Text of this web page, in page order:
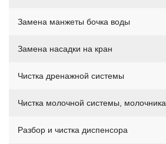
Замена манжеты бочка воды
Замена насадки на кран
Чистка дренажной системы
Чистка молочной системы, молочника
Разбор и чистка диспенсора